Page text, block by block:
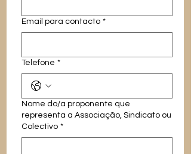
Email para contacto *
Telefone *
Nome do/a proponente que
representa a Associação, Sindicato ou
Colectivo *